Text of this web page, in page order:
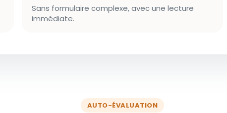
Sans formulaire complexe, avec une lecture
immédiate.
AUTO-ÉVALUATION